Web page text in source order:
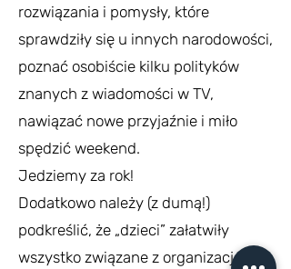
rozwiązania i pomysły, które
sprawdziły się u innych narodowości,
poznać osobiście kilku polityków
znanych z wiadomości w TV,
nawiązać nowe przyjaźnie i miło
spędzić weekend.
Jedziemy za rok!
Dodatkowo należy (z dumą!)
podkreślić, że „dzieci” załatwiły
wszystko związane z organizacją i